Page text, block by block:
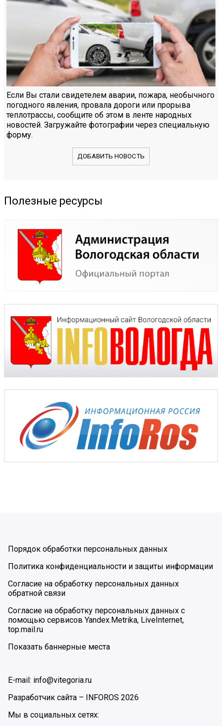
Если Вы стали свидетелем аварии, пожара, необычного
погодного явления, провала дороги или прорыва
теплотрассы, сообщите об этом в ленте народных
новостей. Загружайте фотографии через специальную
форму.
ДОБАВИТЬ НОВОСТЬ
Полезные ресурсы
Порядок обработки персональных данных
Политика конфиденциальности и защиты информации
Согласие на обработку персональных данных
обратной связи
Согласие на обработку персональных данных с
помощью сервисов Yandex.Metrika, LiveInternet,
top.mail.ru
Показать баннерные места
E-mail: info@vitegoria.ru
Разработчик сайта – INFOROS 2026
Мы в социальных сетях: